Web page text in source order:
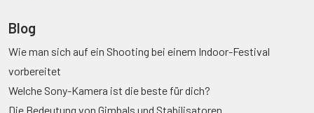
Blog
Wie man sich auf ein Shooting bei einem Indoor-Festival
vorbereitet
Welche Sony-Kamera ist die beste für dich?
Die Bedeutung von Gimbals und Stabilisatoren